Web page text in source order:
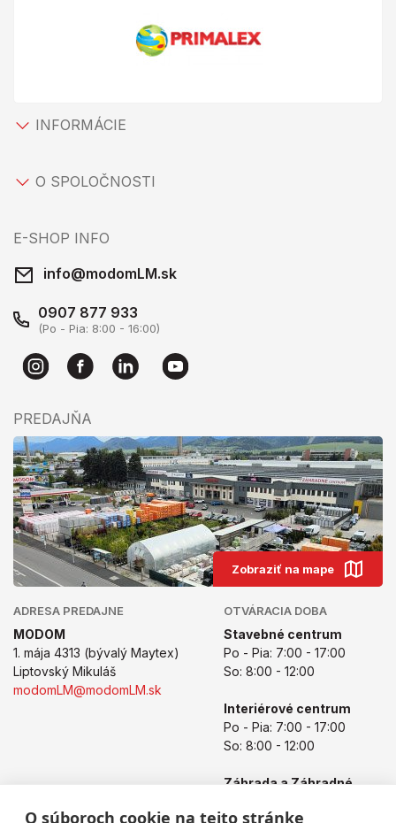
O súboroch cookie na tejto stránke
INFORMÁCIE
O SPOLOČNOSTI
E-SHOP INFO
info@modomLM.sk
0907 877 933
(Po - Pia: 8:00 - 16:00)
PREDAJŇA
Zobraziť na mape
ADRESA PREDAJNE
MODOM
1. mája 4313 (bývalý Maytex)
Liptovský Mikuláš
modomLM@modomLM.sk
OTVÁRACIA DOBA
Stavebné centrum
Po - Pia: 7:00 - 17:00
So: 8:00 - 12:00
Interiérové centrum
Po - Pia: 7:00 - 17:00
So: 8:00 - 12:00
Záhrada a Záhradné
Po - Pia: 8:00 - 17:00